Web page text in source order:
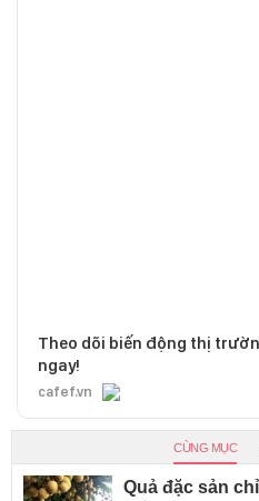
Theo dõi biến động thị
ngay!
cafef.vn
CÙNG MỤC
Quả đặc sản